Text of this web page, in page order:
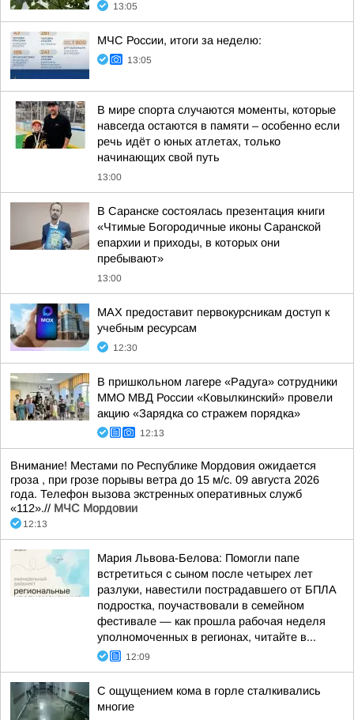
13:05
МЧС России, итоги за неделю:
13:05
В мире спорта случаются моменты, которые
навсегда остаются в памяти – особенно если
речь идёт о юных атлетах, только
начинающих свой путь
13:00
В Саранске состоялась презентация книги
«Чтимые Богородичные иконы Саранской
епархии и приходы, в которых они
пребывают»
13:00
MAX предоставит первокурсникам доступ к
учебным ресурсам
12:30
В пришкольном лагере «Радуга» сотрудники
ММО МВД России «Ковылкинский» провели
акцию «Зарядка со стражем порядка»
12:13
Внимание! Местами по Республике Мордовия ожидается
гроза , при грозе порывы ветра до 15 м/с. 09 августа 2026
года. Телефон вызова экстренных оперативных служб
«112».// МЧС Мордовии
12:13
Мария Львова-Белова: Помогли папе
встретиться с сыном после четырех лет
разлуки, навестили пострадавшего от БПЛА
подростка, поучаствовали в семейном
фестивале — как прошла рабочая неделя
уполномоченных в регионах, читайте в...
12:09
С ощущением кома в горле сталкивались
многие